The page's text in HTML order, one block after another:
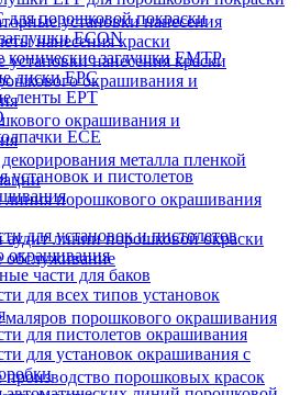
установки нанесения
нанесения краски
установки нанесения краски
окрашивания и
металла пленкой
линия порошкового окрашивания
аудит линии порошковой окраски
обслуживание
порошкового окрашивания
производство порошковых красок
порошковой покраски
ECON
конические заглушки EMTP
диски EPC
ленты EPT
ECE
установок и пистолетов
для установок и пистолетов
окрашивания
части для баков
для всех типов установок
для пистолетов окрашивания
для установок окрашивания с